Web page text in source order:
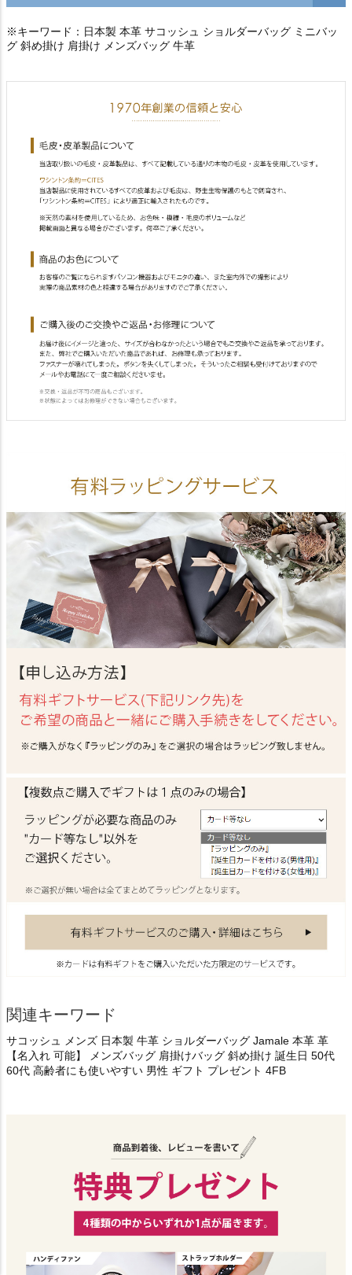
※キーワード：日本製 本革 サコッシュ ショルダーバッグ ミニバッ
グ 斜め掛け 肩掛け メンズバッグ 牛革
関連キーワード
サコッシュ メンズ 日本製 牛革 ショルダーバッグ Jamale 本革 革
【名入れ 可能】 メンズバッグ 肩掛けバッグ 斜め掛け 誕生日 50代
60代 高齢者にも使いやすい 男性 ギフト プレゼント 4FB